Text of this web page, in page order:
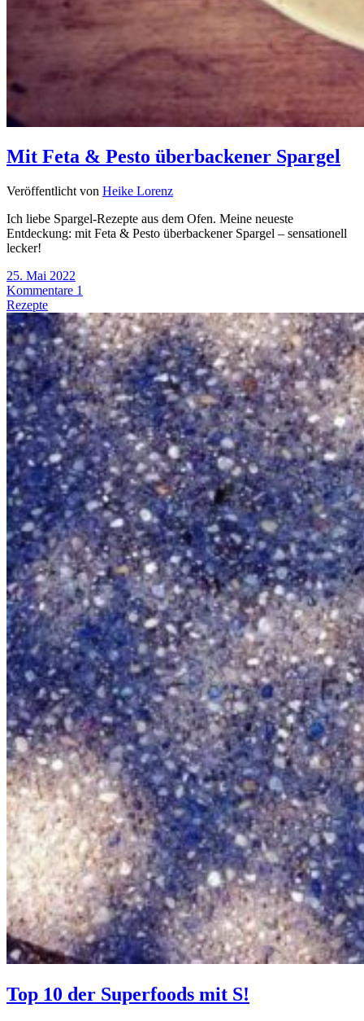
Mit Feta & Pesto überbackener Spargel
Veröffentlicht von Heike Lorenz
Ich liebe Spargel-Rezepte aus dem Ofen. Meine neueste
Entdeckung: mit Feta & Pesto überbackener Spargel – sensationell
lecker!
25. Mai 2022
Kommentare 1
Rezepte
Top 10 der Superfoods mit S!